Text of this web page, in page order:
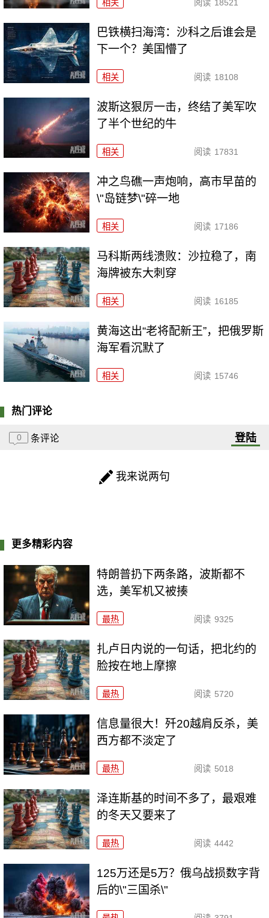
相关 阅读 18521
巴铁横扫海湾：沙科之后谁会是
下一个？美国懵了
相关 阅读 18108
波斯这狠厉一击，终结了美军吹
了半个世纪的牛
相关 阅读 17831
冲之鸟礁一声炮响，高市早苗的
\"岛链梦\"碎一地
相关 阅读 17186
马科斯两线溃败：沙拉稳了，南
海牌被东大刺穿
相关 阅读 16185
黄海这出“老将配新王”，把俄罗斯
海军看沉默了
相关 阅读 15746
热门评论
0 条评论 登陆
我来说两句
更多精彩内容
特朗普扔下两条路，波斯都不
选，美军机又被揍
最热 阅读 9325
扎卢日内说的一句话，把北约的
脸按在地上摩擦
最热 阅读 5720
信息量很大！歼20越肩反杀，美
西方都不淡定了
最热 阅读 5018
泽连斯基的时间不多了，最艰难
的冬天又要来了
最热 阅读 4442
125万还是5万？俄乌战损数字背
后的\"三国杀\"